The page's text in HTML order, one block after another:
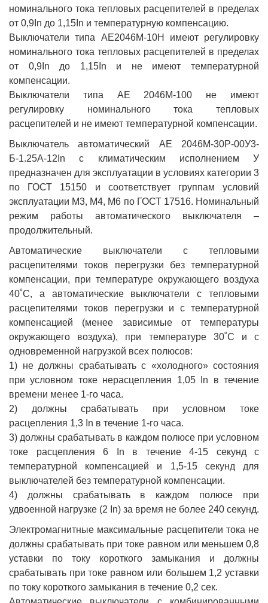
номинального тока тепловых расцепителей в пределах
от 0,9In до 1,15In и температурную компенсацию.
Выключатели типа АЕ2046М-10Н имеют регулировку
номинального тока тепловых расцепителей в пределах
от 0,9In до 1,15In и не имеют температурной
компенсации.
Выключатели типа АЕ 2046М-100 не имеют
регулировку номинального тока тепловых
расцепителей и не имеют температурной компенсации.
Выключатель автоматический АЕ 2046М-30Р-00У3-
Б-1.25А-12In с климатическим исполнением У
предназначен для эксплуатации в условиях категории 3
по ГОСТ 15150 и соответствует группам условий
эксплуатации М3, М4, М6 по ГОСТ 17516. Номинальный
режим работы автоматического выключателя –
продолжительный.
Автоматические выключатели с тепловыми
расцепителями токов перегрузки без температурной
компенсации, при температуре окружающего воздуха
40˚С, а автоматические выключатели с тепловыми
расцепителями токов перегрузки и с температурной
компенсацией (менее зависимые от температуры
окружающего воздуха), при температуре 30˚С и с
одновременной нагрузкой всех полюсов:
1) не должны срабатывать с «холодного» состояния
при условном токе нерасцепления 1,05 In в течение
времени менее 1-го часа.
2) должны срабатывать при условном токе
расцепления 1,3 In в течение 1-го часа.
3) должны срабатывать в каждом полюсе при условном
токе расцепления 6 In в течение 4-15 секунд с
температурной компенсацией и 1,5-15 секунд для
выключателей без температурной компенсации.
4) должны срабатывать в каждом полюсе при
удвоенной нагрузке (2 In) за время не более 240 секунд.
Электромагнитные максимальные расцепители тока не
должны срабатывать при токе равном или меньшем 0,8
уставки по току короткого замыкания и должны
срабатывать при токе равном или большем 1,2 уставки
по току короткого замыкания в течение 0,2 сек.